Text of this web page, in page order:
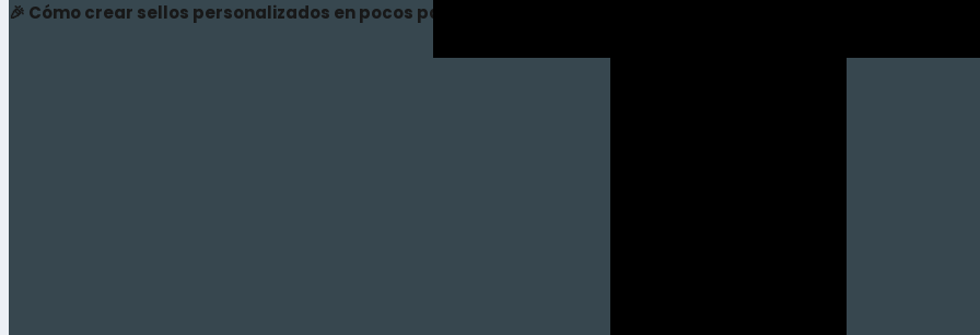
🎉 Cómo crear sellos personalizados en pocos pasos